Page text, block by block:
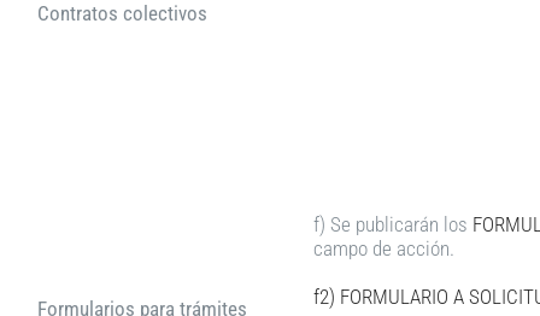
Contratos colectivos
Formularios para trámites
f) Se publicarán los
campo de acción.
f2) FORMULARIO A